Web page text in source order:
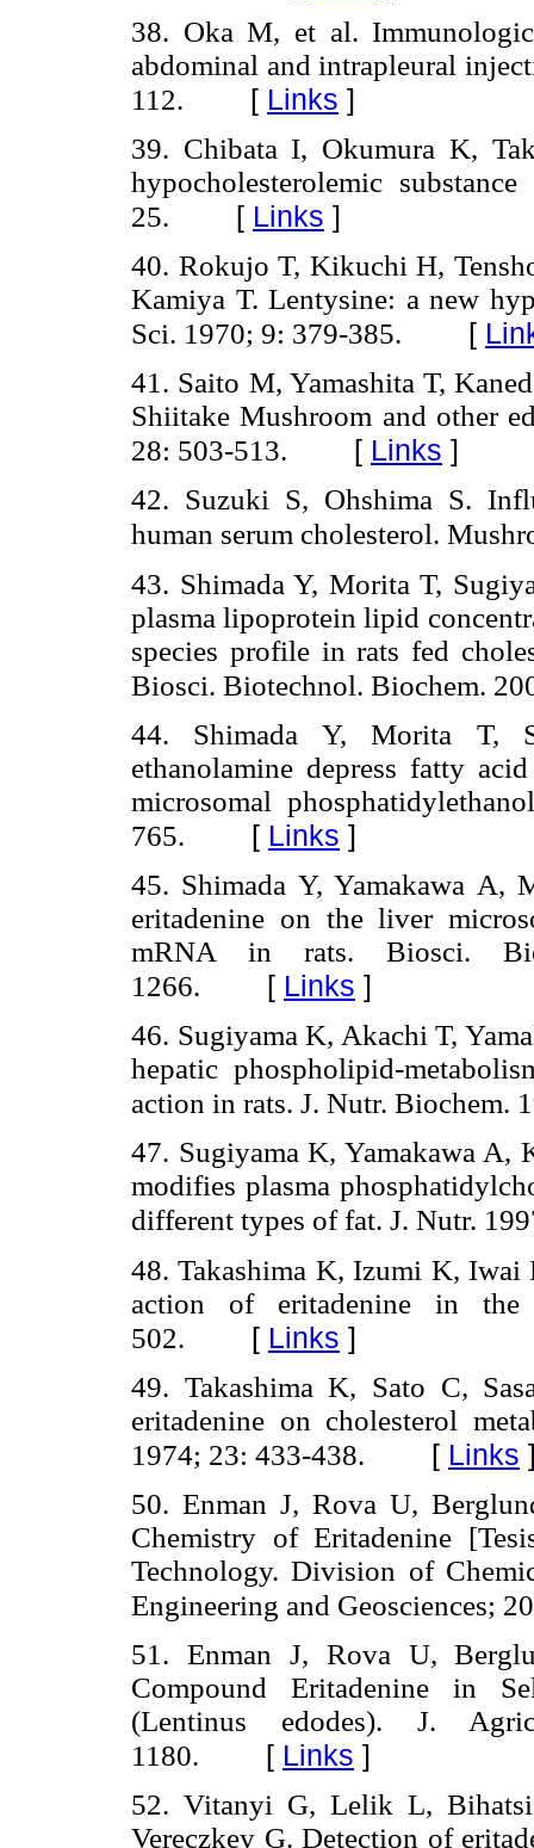
38. Oka M, et al.
abdominal and intrapleural
112. [ Links ]
39. Chibata I, Okumura K,
hypocholesterolemic
25. [ Links ]
40. Rokujo T, Kikuchi H,
Kamiya T. Lentysine: a new
Sci. 1970; 9: 379-385. [
41. Saito M, Yamashita T,
Shiitake Mushroom and other
28: 503-513. [ Links ]
42. Suzuki S, Ohshima S.
human serum cholesterol.
43. Shimada Y, Morita T,
plasma lipoprotein lipid
species profile in rats fed
Biosci. Biotechnol. Biochem.
44. Shimada Y, Morita T,
ethanolamine depress fatty
microsomal
765. [ Links ]
45. Shimada Y, Yamakawa A,
eritadenine on the liver
mRNA in rats. Biosci.
1266. [ Links ]
46. Sugiyama K, Akachi T,
hepatic phospholipid-
action in rats. J. Nutr. Biochem.
47. Sugiyama K, Yamakawa A,
modifies plasma
different types of fat. J. Nutr.
48. Takashima K, Izumi K, Iwai
action of eritadenine in the
502. [ Links ]
49. Takashima K, Sato C,
eritadenine on cholesterol
1974; 23: 433-438. [ Links
50. Enman J, Rova U,
Chemistry of Eritadenine
Technology. Division of
Engineering and Geosciences;
51. Enman J, Rova U,
Compound Eritadenine in
(Lentinus edodes). J.
1180. [ Links ]
52. Vitanyi G, Lelik L,
Vereczkey G. Detection of